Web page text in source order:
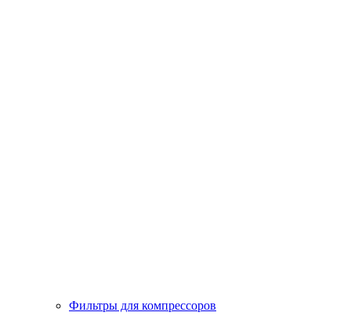
Фильтры для компрессоров